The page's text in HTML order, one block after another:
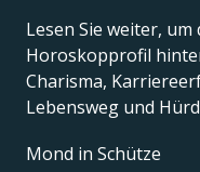
Lesen Sie weiter, um
Horoskopprofil
Charisma,
Lebensweg und
Mond in Schütze